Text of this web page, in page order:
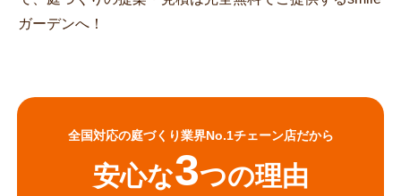
ガーデンへ！
全国対応の庭づくり業界No.1チェーン店だから
安心な3つの理由